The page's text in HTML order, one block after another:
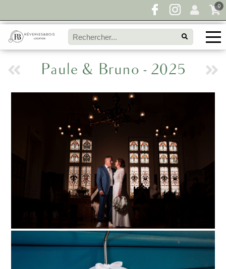
0
Paule & Bruno - 2025